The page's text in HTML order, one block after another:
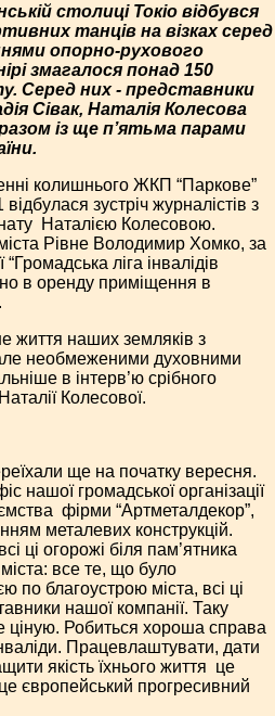
столиці Токіо відбувся
танців на візках серед
опорно-рухового
змагалося понад 150
Серед них - представники
Сівак, Наталія Колесова
із ще п’ятьма парами
колишнього ЖКП “Паркове”
зустріч журналістів з
Наталією Колесовою.
Рівне Володимир Хомко, за
ліга інвалідів
в оренду приміщення в
життя наших земляків з
необмеженими духовними
в інтерв’ю срібного
Колесової.
ще на початку вересня.
нашої громадської організації
фірми “Артметалдекор”,
металевих конструкцій.
ці огорожі біля пам’ятника
все те, що було
благоустрою міста, всі ці
нашої компанії. Таку
ціную. Робиться хороша справа
Працевлаштувати, дати
якість їхнього життя ­ це
європейський прогресивний